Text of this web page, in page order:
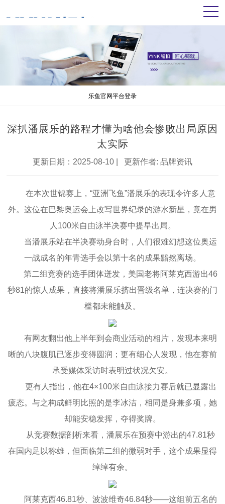
乐鱼官网平台登录
深扒潘展乐的路程才懂为啥他会惨败出局原因
太实际
更新日期：2025-08-10 | 更新作者: 品牌资讯
在本次世锦赛上，“亚洲飞鱼”潘展乐的表现令许多人意
外。这位在巴黎奥运会上改写世界纪录的游水新星，竟在男
人100米自由泳半决赛中提早出局。
当潘展乐站在半决赛动身台时，人们很难幻想这位奥运
一战成名的年青选手会以第十名的成果黯然离场。
第二组竞赛的选手团体迸发，美国老将阿莱克西游出46
秒81的惊人成果，直接将潘展乐挤出晋级名单，连决赛的门
槛都未能触及。
有网友翻出他上半年到会商业活动的相片，发现本来明
晰的八块腹肌已逐步变得圆润；更有细心人发现，他在赛前
承受媒体采访时表明过状况欠安。
更有人指出，他在4×100米自由泳接力赛后就已显露出
疲态。与之构成鲜明比照的是李冰洁，相同是身兼多项，她
却能安稳发挥，夺得奖牌。
从竞赛数据剖析来看，潘展乐在预赛中游出的47.81秒
在国内足以称雄，但面临第二组的微弱对手，这个成果显得
绰绰有余。
阿莱克西46.81秒、波波维奇46.84秒——这组前五名的